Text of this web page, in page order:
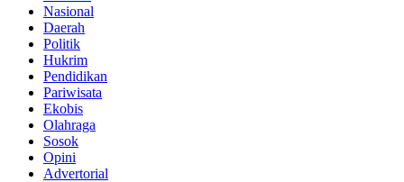
Nasional
Daerah
Politik
Hukrim
Pendidikan
Pariwisata
Ekobis
Olahraga
Sosok
Opini
Advertorial